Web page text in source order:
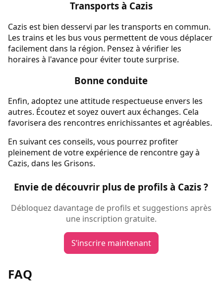
Transports à Cazis
Cazis est bien desservi par les transports en commun.
Les trains et les bus vous permettent de vous déplacer
facilement dans la région. Pensez à vérifier les
horaires à l'avance pour éviter toute surprise.
Bonne conduite
Enfin, adoptez une attitude respectueuse envers les
autres. Écoutez et soyez ouvert aux échanges. Cela
favorisera des rencontres enrichissantes et agréables.
En suivant ces conseils, vous pourrez profiter
pleinement de votre expérience de rencontre gay à
Cazis, dans les Grisons.
Envie de découvrir plus de profils à Cazis ?
Débloquez davantage de profils et suggestions après
une inscription gratuite.
S’inscrire maintenant
FAQ